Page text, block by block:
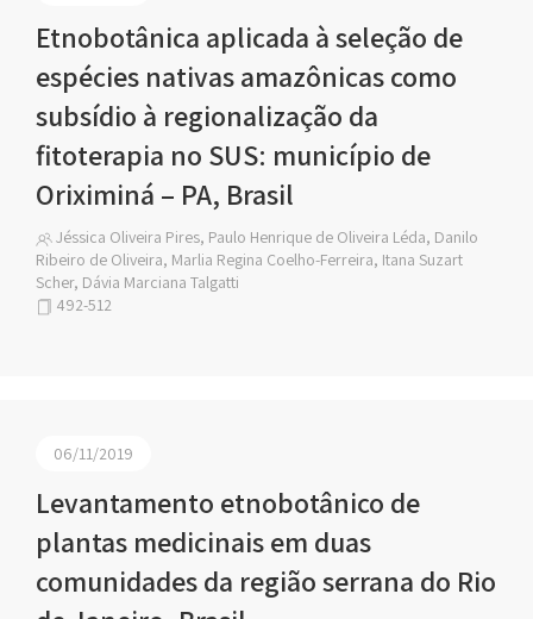
Etnobotânica aplicada à seleção de
espécies nativas amazônicas como
subsídio à regionalização da
fitoterapia no SUS: município de
Oriximiná – PA, Brasil
Jéssica Oliveira Pires, Paulo Henrique de Oliveira Léda, Danilo
Ribeiro de Oliveira, Marlia Regina Coelho-Ferreira, Itana Suzart
Scher, Dávia Marciana Talgatti
492-512
06/11/2019
Levantamento etnobotânico de
plantas medicinais em duas
comunidades da região serrana do Rio